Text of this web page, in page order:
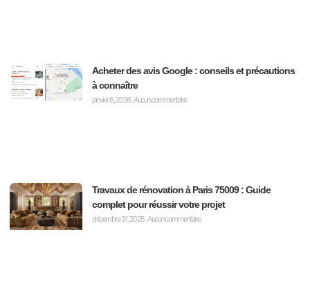
Acheter des avis Google : conseils et précautions
à connaître
janvier 8, 2026 Aucun commentaire
Travaux de rénovation à Paris 75009 : Guide
complet pour réussir votre projet
décembre 31, 2025Aucun commentaire